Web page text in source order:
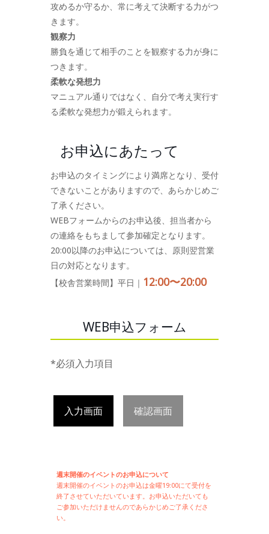
攻めるか守るか、常に考えて決断する力がつ
きます。
観察力
勝負を通じて相手のことを観察する力が身に
つきます。
柔軟な発想力
マニュアル通りではなく、自分で考え実行す
る柔軟な発想力が鍛えられます。
お申込にあたって
お申込のタイミングにより満席となり、受付
できないことがありますので、あらかじめご
了承ください。
WEBフォームからのお申込後、担当者から
の連絡をもちまして参加確定となります。
20:00以降のお申込については、原則翌営業
日の対応となります。
【校舎営業時間】平日｜ 12:00〜20:00
WEB申込フォーム
*必須入力項目
入力画面 確認画面
週末開催のイベントのお申込について
週末開催のイベントのお申込は金曜19:00にて受付を
終了させていただいています。お申込いただいても
ご参加いただけませんのであらかじめご了承くださ
い。